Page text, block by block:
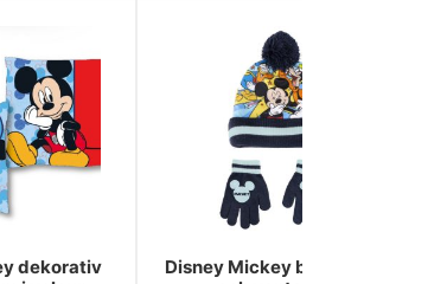
dekorativ
Disney Mickey barnmössa